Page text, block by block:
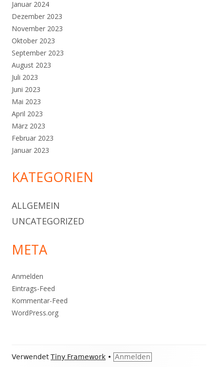
Januar 2024
Dezember 2023
November 2023
Oktober 2023
September 2023
August 2023
Juli 2023
Juni 2023
Mai 2023
April 2023
März 2023
Februar 2023
Januar 2023
KATEGORIEN
ALLGEMEIN
UNCATEGORIZED
META
Anmelden
Eintrags-Feed
Kommentar-Feed
WordPress.org
Footer
VerwendetTiny Framework • Anmelden